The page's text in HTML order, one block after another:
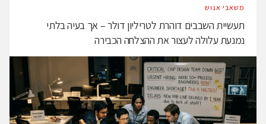
משאבי אנוש
תעשיית השבבים דוהרת לטריליון דולר – אך בעיה בלתי
נמנעת עלולה לעצור את ההצלחה הכבירה